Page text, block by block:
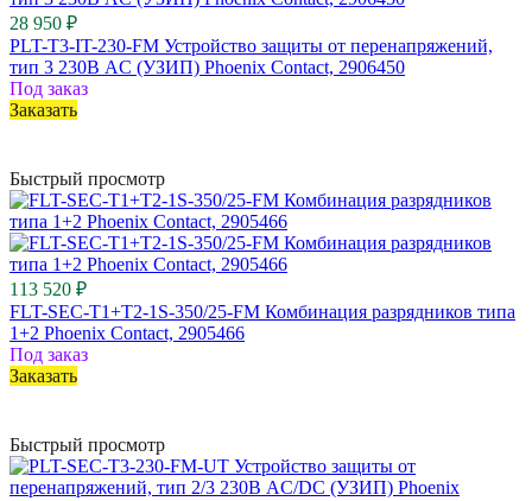
28 950 ₽
PLT-T3-IT-230-FM Устройство защиты от перенапряжений,
тип 3 230В AC (УЗИП) Phoenix Contact, 2906450
Под заказ
Заказать
Быстрый просмотр
113 520 ₽
FLT-SEC-T1+T2-1S-350/25-FM Комбинация разрядников типа
1+2 Phoenix Contact, 2905466
Под заказ
Заказать
Быстрый просмотр